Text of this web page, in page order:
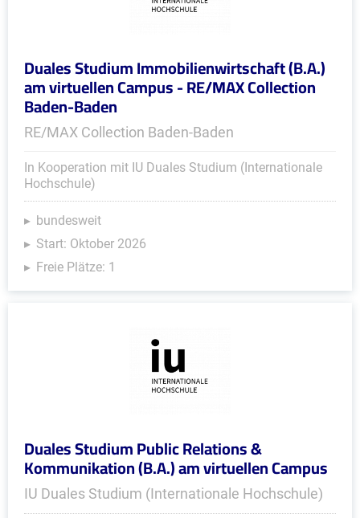
Duales Studium Immobilienwirtschaft (B.A.)
am virtuellen Campus - RE/MAX Collection
Baden-Baden
RE/MAX Collection Baden-Baden
In Kooperation mit IU Duales Studium (Internationale
Hochschule)
bundesweit
Start: Oktober 2026
Freie Plätze: 1
Duales Studium Public Relations &
Kommunikation (B.A.) am virtuellen Campus
IU Duales Studium (Internationale Hochschule)